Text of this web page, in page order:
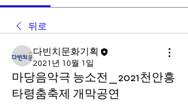
뒤로
다빈치문화기획
2021년 10월 1일
마당음악극 능소전_2021천안흥
타령춤축제 개막공연